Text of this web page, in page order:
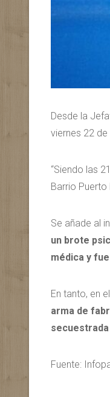
Desde la
viernes 22
“Siendo las
Barrio Puerto
Se añade al
un brote
médica y
En tanto, en
arma de
Fuente: